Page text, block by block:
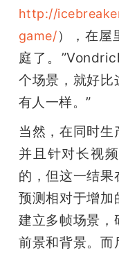
http://
game/），在屋
庭了。
个场景，就好
有人一样。”
当然，在同时生
并且针对长视
的，但这一结
预测相对于增加
建立多帧场景，
前景和背景。